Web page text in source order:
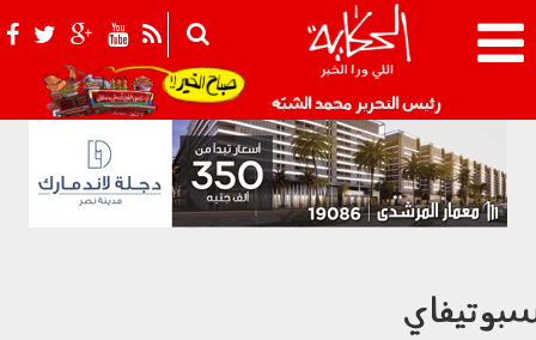
رئيس التحرير محمد الشبّه 021_2.png